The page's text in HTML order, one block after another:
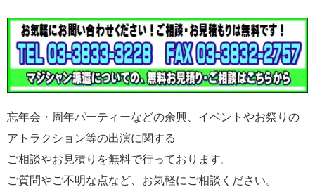
忘年会・周年パーティーなどの余興、イベントやお祭りの
アトラクション等の出演に関する
ご相談やお見積りを無料で行っております。
ご質問やご不明な点など、お気軽にご相談ください。